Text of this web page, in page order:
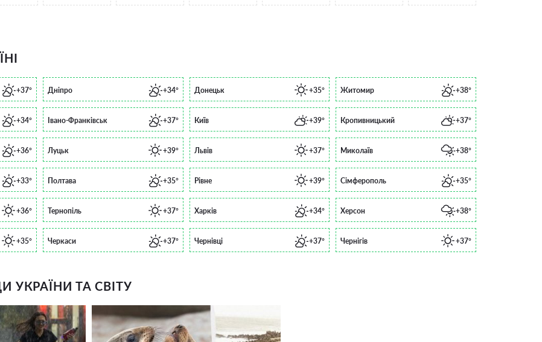
+37° Дніпро +34° Донецьк +35° Житомир +38°
+34° Івано-Франківськ +37° Київ +39° Кропивницький +37°
+36° Луцьк +39° Львів +37° Миколаїв +38°
+33° Полтава +35° Рівне +39° Сімферополь +35°
+36° Тернопіль +37° Харків +34° Херсон +38°
+35° Черкаси +37° Чернівці +37° Чернігів +37°
УКРАЇНИ ТА СВІТУ